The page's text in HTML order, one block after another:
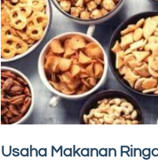
Usaha Makanan